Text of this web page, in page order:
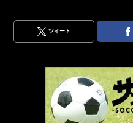
ツイート